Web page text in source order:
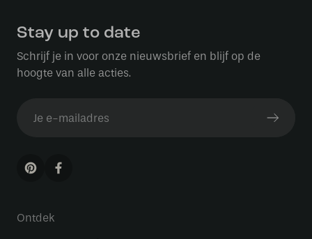
Stay up to date
Schrijf je in voor onze nieuwsbrief en blijf op de
hoogte van alle acties.
Ontdek